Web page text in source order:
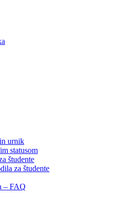
urnik
statusom
študente
za študente
– FAQ